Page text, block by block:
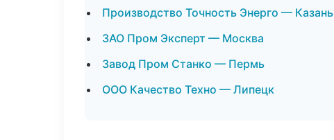
Производство Точность Энерго — Казань
ЗАО Пром Эксперт — Москва
Завод Пром Станко — Пермь
ООО Качество Техно — Липецк